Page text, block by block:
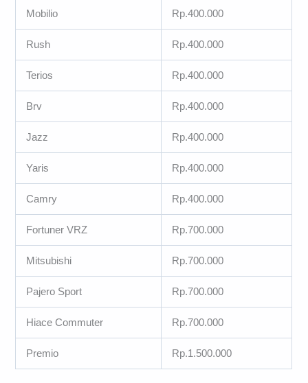
Mobilio Rp.400.000
Rush Rp.400.000
Terios Rp.400.000
Brv Rp.400.000
Jazz Rp.400.000
Yaris Rp.400.000
Camry Rp.400.000
Fortuner VRZ Rp.700.000
Mitsubishi Rp.700.000
Pajero Sport Rp.700.000
Hiace Commuter Rp.700.000
Premio Rp.1.500.000